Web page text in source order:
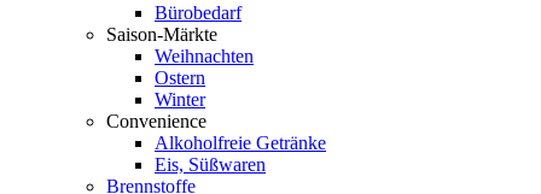
Bürobedarf
Saison-Märkte
Weihnachten
Ostern
Winter
Convenience
Alkoholfreie Getränke
Eis, Süßwaren
Brennstoffe